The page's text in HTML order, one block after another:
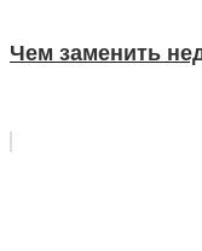
Чем заменить